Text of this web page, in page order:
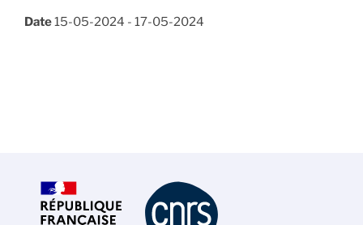
Date15-05-2024 - 17-05-2024